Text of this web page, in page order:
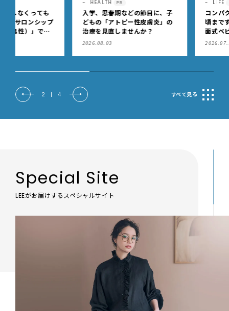
入学、思春期などの節目に、子
どもの「アトピー性皮膚炎」の
治療を見直しませんか？
コンパクトかつ、新生児か
頃までずっと快適に使える
面式ベビーカー
2 | 4 すべて見る
Special Site
LEEがお届けするスペシャルサイト